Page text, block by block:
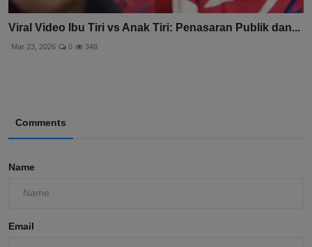
Viral Video Ibu Tiri vs Anak Tiri: Penasaran Publik dan...
Mar 23, 2026 0 348
Comments
Name
Email